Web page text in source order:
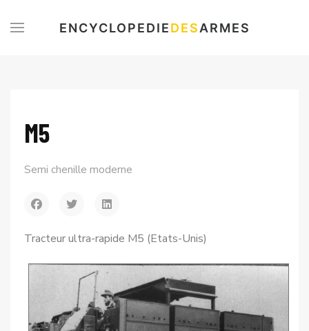
ENCYCLOPEDIEDESARMES
M5
Semi chenille moderne
Tracteur ultra-rapide M5 (Etats-Unis)